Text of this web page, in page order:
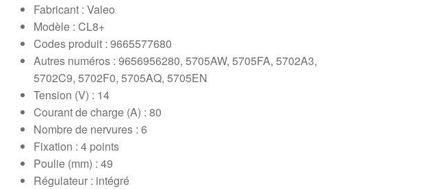
Fabricant : Valeo
Modèle : CL8+
Codes produit : 9665577680
Autres numéros : 9656956280, 5705AW, 5705FA, 5702A3,
5702C9, 5702F0, 5705AQ, 5705EN
Tension (V) : 14
Courant de charge (A) : 80
Nombre de nervures : 6
Fixation : 4 points
Poulie (mm) : 49
Régulateur : intégré